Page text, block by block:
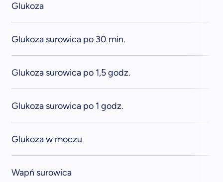
Glukoza
Glukoza surowica po 30 min.
Glukoza surowica po 1,5 godz.
Glukoza surowica po 1 godz.
Glukoza w moczu
Wapń surowica